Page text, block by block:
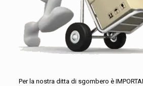
Per la nostra ditta di sgombero è